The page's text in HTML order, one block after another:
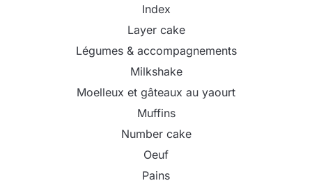
Index
Layer cake
Légumes & accompagnements
Milkshake
Moelleux et gâteaux au yaourt
Muffins
Number cake
Oeuf
Pains